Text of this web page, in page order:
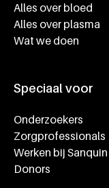
Alles over bloed
Alles over plasma
Wat we doen
Speciaal voor
Onderzoekers
Zorgprofessionals
Werken bij Sanquin
Donors